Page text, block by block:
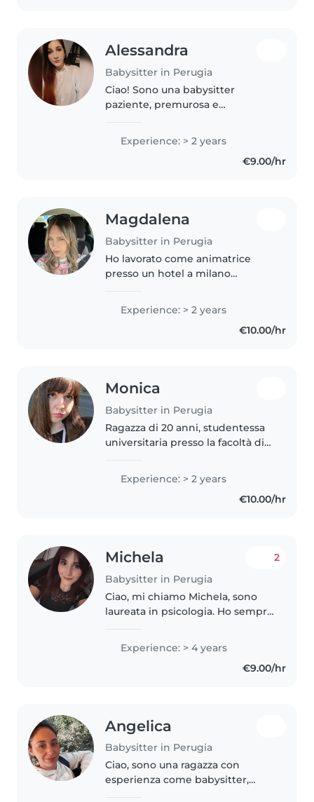
Alessandra
Babysitter in Perugia
Ciao! Sono una babysitter
paziente, premurosa e
esperienza con bambini della
scuola materna, elementari e
adolescenti. Ho fatto anche per
Experience: > 2 years
€9.00/hr
Magdalena
Babysitter in Perugia
Ho lavorato come animatrice
presso un hotel a milano
passando tutto il giorno con un
sacco di bambini e adolescenti.
Ho inoltre sempre dato una
Experience: > 2 years
€10.00/hr
Monica
Babysitter in Perugia
Ragazza di 20 anni, studentessa
universitaria presso la facoltà di
naturale affinità con i bambini
avendo gestito molteplici bimbi
Experience: > 2 years
€10.00/hr
Michela
Babysitter in Perugia
2
Ciao, mi chiamo Michela, sono
laureata in psicologia. Ho sempre
disponibile qualsiasi giorno e a
Experience: > 4 years
€9.00/hr
Angelica
Babysitter in Perugia
Ciao, sono una ragazza con
esperienza come babysitter,